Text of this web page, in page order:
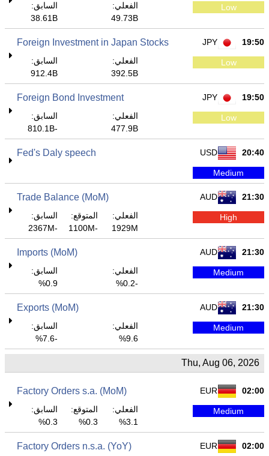
Low
الفعلي:
49.73B
السابق:
38.61B
19:50
JPY
Foreign Investment in Japan Stocks
Low
الفعلي:
392.5B
السابق:
912.4B
19:50
JPY
Foreign Bond Investment
Low
الفعلي:
477.9B
السابق:
-810.1B
20:40
USD
Fed's Daly speech
Medium
21:30
AUD
Trade Balance (MoM)
High
الفعلي:
1929M
المتوقع:
-1100M
السابق:
-2367M
21:30
AUD
Imports (MoM)
Medium
الفعلي:
-0.2%
السابق:
0.9%
21:30
AUD
Exports (MoM)
Medium
الفعلي:
9.6%
السابق:
-7.6%
Thu, Aug 06, 2026
02:00
EUR
Factory Orders s.a. (MoM)
Medium
الفعلي:
3.1%
المتوقع:
0.3%
السابق:
0.3%
02:00
EUR
Factory Orders n.s.a. (YoY)